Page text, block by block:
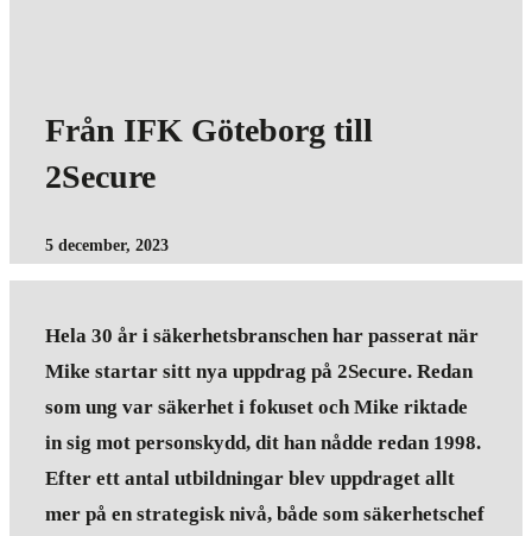
Från IFK Göteborg till
2Secure
5 december, 2023
Hela 30 år i säkerhetsbranschen har passerat när
Mike startar sitt nya uppdrag på 2Secure. Redan
som ung var säkerhet i fokuset och Mike riktade
in sig mot personskydd, dit han nådde redan 1998.
Efter ett antal utbildningar blev uppdraget allt
mer på en strategisk nivå, både som säkerhetschef